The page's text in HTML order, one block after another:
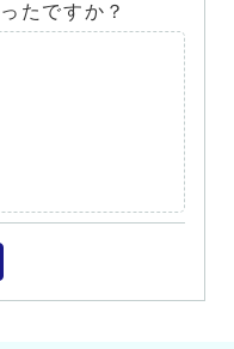
たですか？